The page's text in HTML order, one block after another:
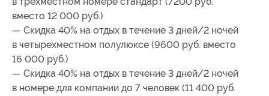
вместо 12 000 руб.)
— Скидка 40% на отдых в течение 3 дней/2 ночей
в четырехместном полулюксе (9600 руб. вместо
16 000 руб.)
— Скидка 40% на отдых в течение 3 дней/2 ночей
в номере для компании до 7 человек (11 400 руб.